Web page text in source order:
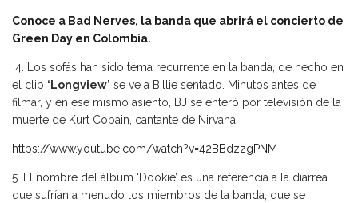
Conoce a Bad Nerves, la banda que abrirá el concierto de
Green Day en Colombia.
4. Los sofás han sido tema recurrente en la banda, de hecho en
el clip ‘Longview’ se ve a Billie sentado. Minutos antes de
filmar, y en ese mismo asiento, BJ se enteró por televisión de la
muerte de Kurt Cobain, cantante de Nirvana.
https://www.youtube.com/watch?v=42BBdzzgPNM
5. El nombre del álbum ‘Dookie’ es una referencia a la diarrea
que sufrían a menudo los miembros de la banda, que se